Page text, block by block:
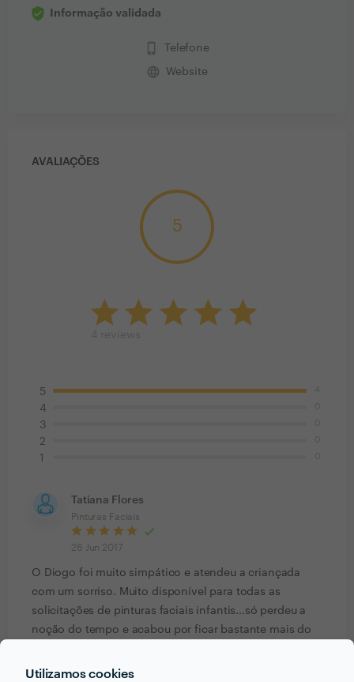
Utilizamos cookies
Informação validada
phone_iphone Telefone
language Website
AVALIAÇÕES
5
5
4
3
2
1
Tatiana Flores
Pinturas Faciais
26 Jun 2017
O Diogo foi muito simpático e atendeu a criançada
com um sorriso. Muito disponível para todas as
solicitações de pinturas faciais infantis...só perdeu a
noção do tempo e acabou por ficar bastante mais do